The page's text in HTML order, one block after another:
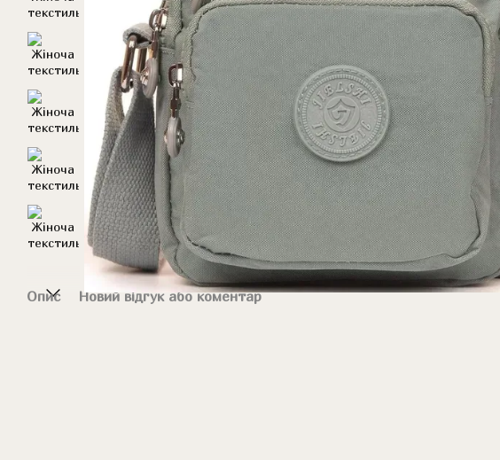
Опис Новий відгук або коментар